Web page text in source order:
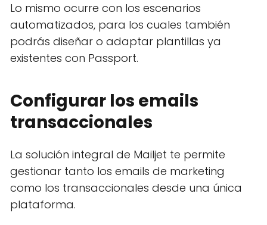
Lo mismo ocurre con los escenarios
automatizados, para los cuales también
podrás diseñar o adaptar plantillas ya
existentes con Passport.
Configurar los emails
transaccionales
La solución integral de Mailjet te permite
gestionar tanto los emails de marketing
como los transaccionales desde una única
plataforma.